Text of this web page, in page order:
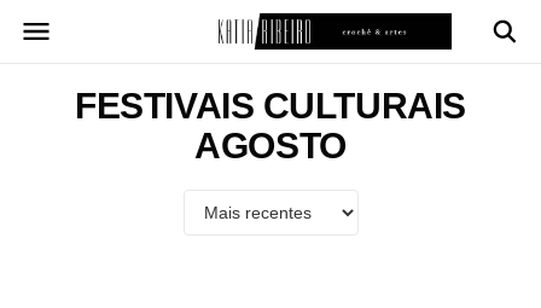
para
conteúdoFESTIVAIS CULTURAIS
AGOSTO